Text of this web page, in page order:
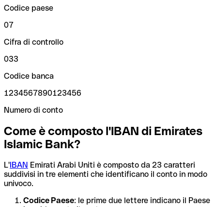
Codice paese
07
Cifra di controllo
033
Codice banca
1234567890123456
Numero di conto
Come è composto l'IBAN di Emirates
Islamic Bank?
L'IBAN Emirati Arabi Uniti è composto da 23 caratteri
suddivisi in tre elementi che identificano il conto in modo
univoco.
Codice Paese: le prime due lettere indicano il Paese